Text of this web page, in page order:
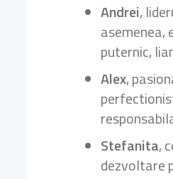
Andrei,
puternic,
Alex,
Stefanita,
dezvoltare